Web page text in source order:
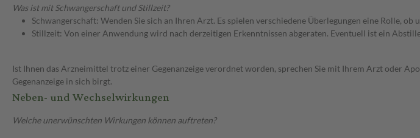
Was ist mit Schwangerschaft und Stillzeit?
Schwangerschaft: Wenden Sie sich an Ihren Arzt. Es spielen verschiedene Überlegungen eine Rolle,
Stillzeit: Von einer Anwendung wird nach derzeitigen Erkenntnissen abgeraten. Eventuell ist ein
Ist Ihnen das Arzneimittel trotz einer Gegenanzeige verordnet worden, sprechen Sie mit Ihrem Arzt oder
Gegenanzeige in sich birgt.
Neben- und Wechselwirkungen
Welche unerwünschten Wirkungen können auftreten?